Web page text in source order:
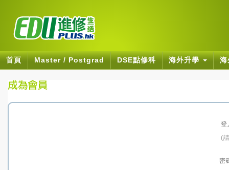
首頁 Master / Postgrad DSE點修科 海外升學
登
(
密